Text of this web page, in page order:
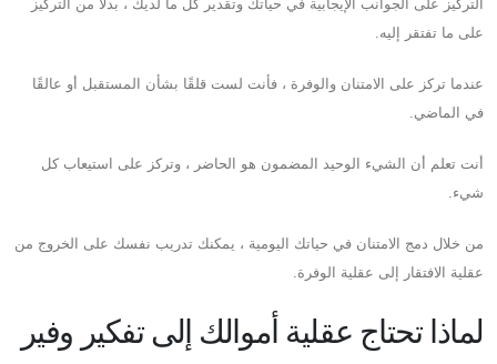
التركيز على الجوانب الإيجابية في حياتك وتقدير كل ما لديك ، بدلاً من التركيز
على ما تفتقر إليه.
عندما تركز على الامتنان والوفرة ، فأنت لست قلقًا بشأن المستقبل أو عالقًا
في الماضي.
أنت تعلم أن الشيء الوحيد المضمون هو الحاضر ، وتركز على استيعاب كل
شيء.
من خلال دمج الامتنان في حياتك اليومية ، يمكنك تدريب نفسك على الخروج من
عقلية الافتقار إلى عقلية الوفرة.
لماذا تحتاج عقلية أموالك إلى تفكير وفير